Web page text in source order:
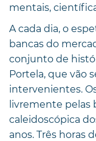
mentais,
A cada dia, o
bancas do
conjunto de
Portela, que vão
intervenientes.
livremente pelas
caleidoscópica
anos. Três horas